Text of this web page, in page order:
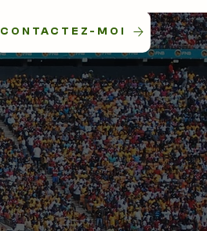
CONTACTEZ-MOI